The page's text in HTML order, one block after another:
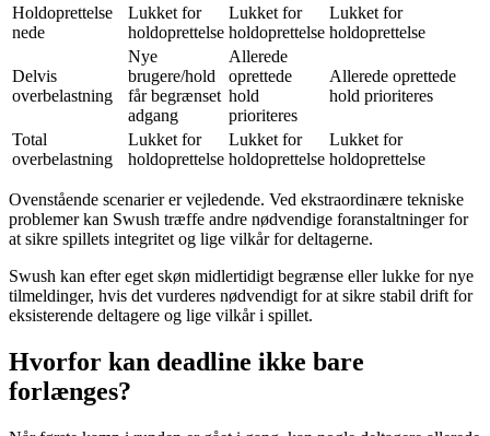
Holdoprettelse
nede
Lukket for
holdoprettelse
Lukket for
holdoprettelse
Lukket for
holdoprettelse
Delvis
overbelastning
Nye
brugere/hold
får begrænset
adgang
Allerede
oprettede
hold
prioriteres
Allerede oprettede
hold prioriteres
Total
overbelastning
Lukket for
holdoprettelse
Lukket for
holdoprettelse
Lukket for
holdoprettelse
Ovenstående scenarier er vejledende. Ved ekstraordinære tekniske
problemer kan Swush træffe andre nødvendige foranstaltninger for
at sikre spillets integritet og lige vilkår for deltagerne.
Swush kan efter eget skøn midlertidigt begrænse eller lukke for nye
tilmeldinger, hvis det vurderes nødvendigt for at sikre stabil drift for
eksisterende deltagere og lige vilkår i spillet.
Hvorfor kan deadline ikke bare
forlænges?